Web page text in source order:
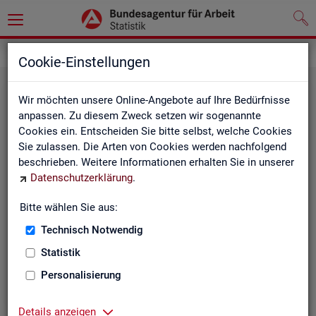
Cookie-Einstellungen
Wir möchten unsere Online-Angebote auf Ihre Bedürfnisse
anpassen. Zu diesem Zweck setzen wir sogenannte
Cookies ein. Entscheiden Sie bitte selbst, welche Cookies
Sie zulassen. Die Arten von Cookies werden nachfolgend
beschrieben. Weitere Informationen erhalten Sie in unserer
Datenschutzerklärung.
Bitte wählen Sie aus:
Technisch Notwendig
Statistik
Personalisierung
Details anzeigen
Hier stehen unsere Basisgrundlagen:
Kurzinformationen, Glossar, Kennzahlensteckbriefe,